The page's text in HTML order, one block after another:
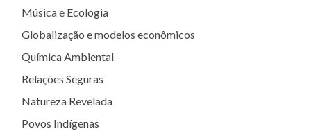
Música e Ecologia
Globalização e modelos econômicos
Química Ambiental
Relações Seguras
Natureza Revelada
Povos Indígenas